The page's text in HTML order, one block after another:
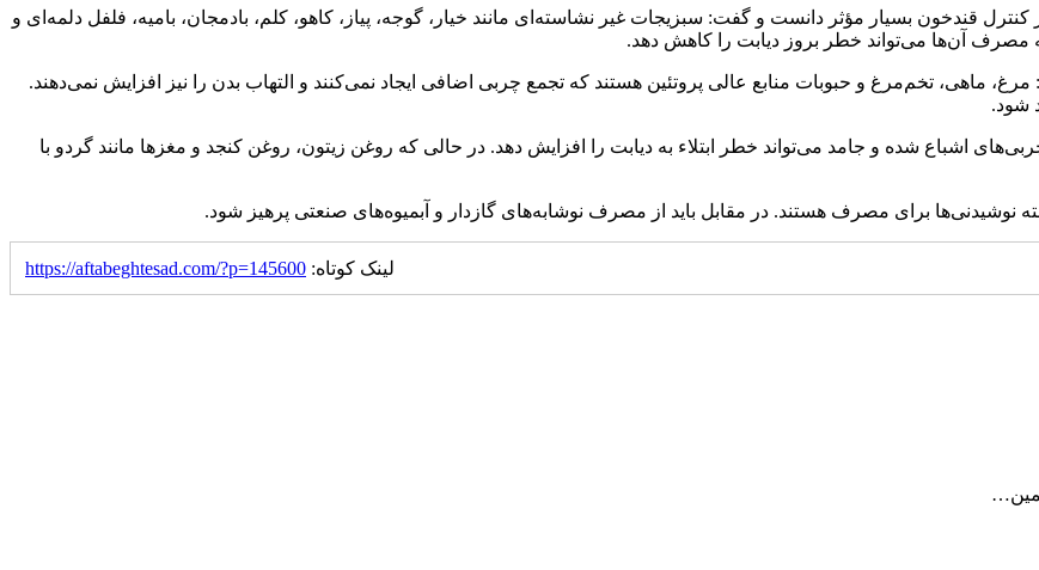
قندخون بسیار مؤثر دانست و گفت: سبزیجات غیر نشاسته‌ای مانند خیار، گوجه، پیاز، کاهو، کلم، بادمجان، بامیه، فلفل دلمه‌ای و
مصرف آن‌ها می‌تواند خطر بروز دیابت را کاهش دهد.
ماهی، تخم‌مرغ و حبوبات منابع عالی پروتئین هستند که تجمع چربی اضافی ایجاد نمی‌کنند و التهاب بدن را نیز افزایش نمی‌دهند.
شود.
اشباع شده و جامد می‌تواند خطر ابتلاء به دیابت را افزایش دهد. در حالی که روغن زیتون، روغن کنجد و مغزها مانند گردو با
نوشیدنی‌ها برای مصرف هستند. در مقابل باید از مصرف نوشابه‌های گازدار و آبمیوه‌های صنعتی پرهیز شود.
لینک کوتاه: https://aftabeghtesad.com/?p=145600